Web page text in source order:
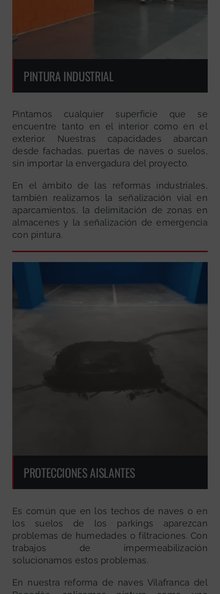
PINTURA INDUSTRIAL
Pintamos cualquier superficie que se
encuentre tanto en el interior como en el
exterior. Nuestras capacidades abarcan
desde fachadas, puertas de naves o suelos,
sin importar la envergadura del proyecto.
En el ámbito de las reformas industriales,
también realizamos la señalización vial en
aparcamientos, la delimitación de zonas en
almacenes y la señalización de emergencia
con pintura.
PROTECCIONES AISLANTES
Es común que en los techos de naves o en
los suelos de los parkings aparezcan
problemas de humedades o filtraciones. Con
trabajos de impermeabilización
solucionamos estos problemas.
En nuestra reforma de naves Vilafranca del